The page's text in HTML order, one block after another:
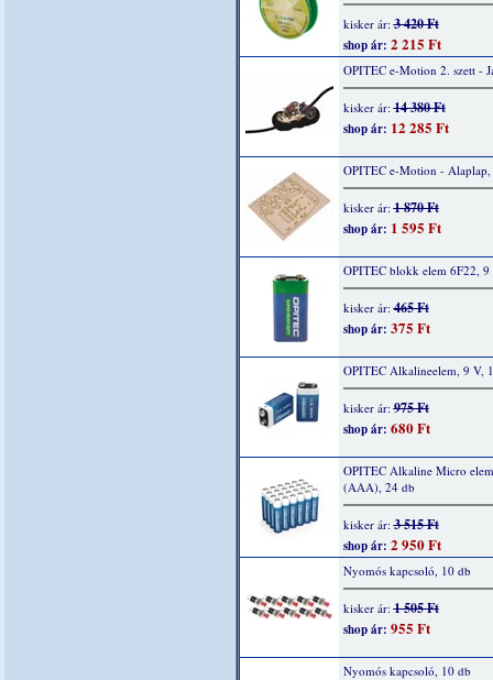
kisker ár:3 420 Ft
shop ár: 2 215 Ft
OPITEC e-Motion 2. szett -
kisker ár:14 380 Ft
shop ár: 12 285 Ft
OPITEC e-Motion - Alaplap,
kisker ár:1 870 Ft
shop ár: 1 595 Ft
OPITEC blokk elem 6F22, 9
kisker ár:465 Ft
shop ár: 375 Ft
OPITEC Alkalineelem, 9 V,
kisker ár:975 Ft
shop ár: 680 Ft
OPITEC Alkaline Micro
(AAA), 24 db
kisker ár:3 515 Ft
shop ár: 2 950 Ft
Nyomós kapcsoló, 10 db
kisker ár:1 505 Ft
shop ár: 955 Ft
Nyomós kapcsoló, 10 db